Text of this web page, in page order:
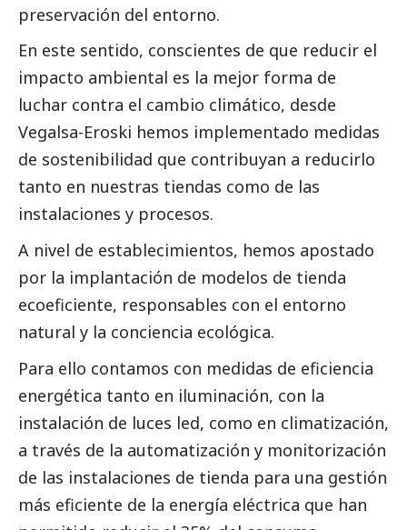
preservación del entorno.
En este sentido, conscientes de que reducir el
impacto ambiental es la mejor forma de
luchar contra el cambio climático, desde
Vegalsa-Eroski hemos implementado medidas
de sostenibilidad que contribuyan a reducirlo
tanto en nuestras tiendas como de las
instalaciones y procesos.
A nivel de establecimientos, hemos apostado
por la implantación de modelos de tienda
ecoeficiente, responsables con el entorno
natural y la conciencia ecológica.
Para ello contamos con medidas de eficiencia
energética tanto en iluminación, con la
instalación de luces led, como en climatización,
a través de la automatización y monitorización
de las instalaciones de tienda para una gestión
más eficiente de la energía eléctrica que han